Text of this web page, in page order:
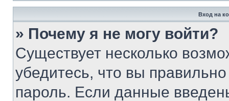
Вход на
» Почему я не могу войти?
Существует несколько
убедитесь, что вы
пароль. Если данные